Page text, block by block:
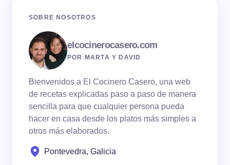
SOBRE NOSOTROS
elcocinerocasero.com
POR MARTA Y DAVID
Bienvenidos a El Cocinero Casero, una web
de recetas explicadas paso a paso de manera
sencilla para que cualquier persona pueda
hacer en casa desde los platos más simples a
otros más elaborados.
Pontevedra, Galicia